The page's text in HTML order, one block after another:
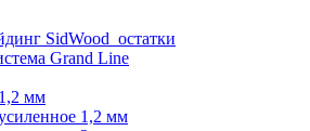
SidWood_остатки
Grand Line
мм
1,2 мм